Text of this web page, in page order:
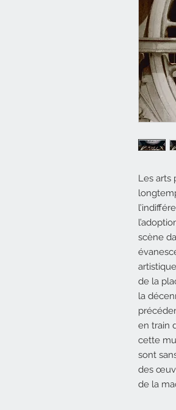
Les arts
scène
de la
la
en train
cette
sont
des
de la